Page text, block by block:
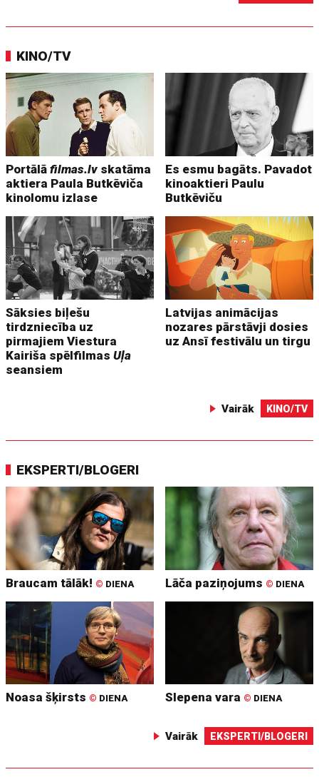
KINO/TV
Portālāfilmas.lv skatāma
aktiera Paula Butkēviča
kinolomu izlase
Es esmu bagāts. Pavadot
kinoaktieri Paulu
Butkēviču
Sāksies biļešu
tirdzniecība uz
pirmajiem Viestura
Kairiša spēlfilmasUļa
seansiem
Latvijas animācijas
nozares pārstāvji dosies
uz Ansī festivālu un tirgu
Vairāk KINO/TV
EKSPERTI/BLOGERI
Braucam tālāk! © DIENA Lāča paziņojums © DIENA
Noasa šķirsts © DIENA Slepena vara © DIENA
Vairāk EKSPERTI/BLOGERI